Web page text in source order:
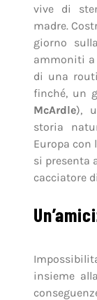
vive di
madre.
giorno
ammoniti
di una
finché, un
McArdle),
storia
Europa con
si presenta
cacciatore
insieme